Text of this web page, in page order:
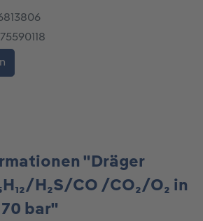
"Dräger
H₂S/CO /CO₂/O₂ in
70 bar"